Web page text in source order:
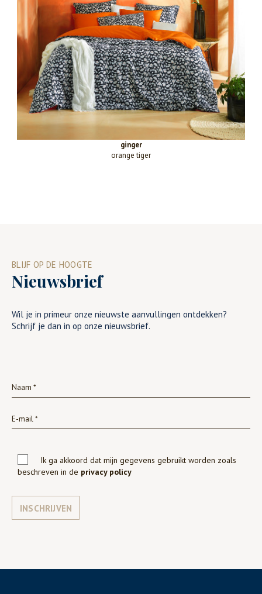
ginger
orange tiger
BLIJF OP DE HOOGTE
Nieuwsbrief
Wil je in primeur onze nieuwste aanvullingen ontdekken?
Schrijf je dan in op onze nieuwsbrief.
Ik ga akkoord dat mijn gegevens gebruikt worden zoals
beschreven in de privacy policy
INSCHRIJVEN